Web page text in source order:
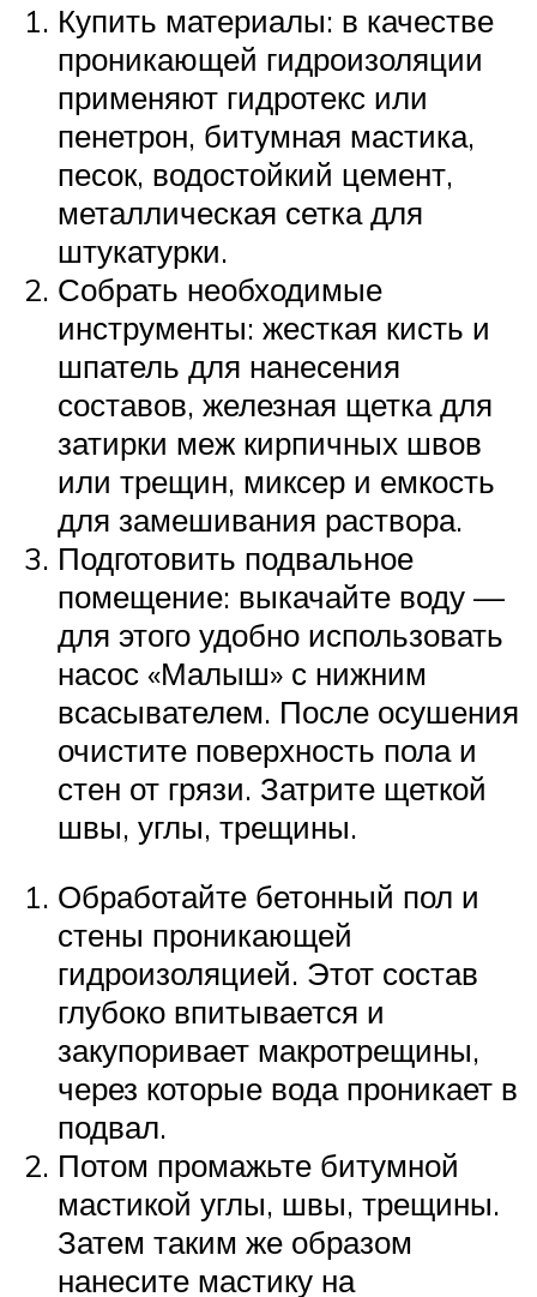
Купить материалы: в качестве
проникающей гидроизоляции
применяют гидротекс или
пенетрон, битумная мастика,
песок, водостойкий цемент,
металлическая сетка для
штукатурки.
Собрать необходимые
инструменты: жесткая кисть и
шпатель для нанесения
составов, железная щетка для
затирки меж кирпичных швов
или трещин, миксер и емкость
для замешивания раствора.
Подготовить подвальное
помещение: выкачайте воду —
для этого удобно использовать
насос «Малыш» с нижним
всасывателем. После осушения
очистите поверхность пола и
стен от грязи. Затрите щеткой
швы, углы, трещины.
Обработайте бетонный пол и
стены проникающей
гидроизоляцией. Этот состав
глубоко впитывается и
закупоривает макротрещины,
через которые вода проникает в
подвал.
Потом промажьте битумной
мастикой углы, швы, трещины.
Затем таким же образом
нанесите мастику на